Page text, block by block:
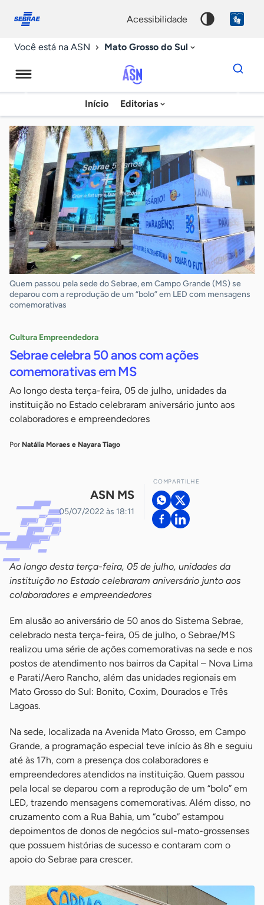
conosco
acessibilidade
Você está na ASN Mato Grosso do Sul
Agência
Sebrae
de
Notícias
Início Editorias
Dados
para
chave
Quem passou pela sede do Sebrae, em Campo Grande (MS) se
deparou com a reprodução de um “bolo” em LED com mensagens
comemorativas
Cultura Empreendedora
Sebrae celebra 50 anos com ações
comemorativas em MS
Ao longo desta terça-feira, 05 de julho, unidades da
instituição no Estado celebraram aniversário junto aos
colaboradores e empreendedores
Por Natália Moraes e Nayara Tiago
ASN MS
05/07/2022 às 18:11
COMPARTILHE
Ao longo desta terça-feira, 05 de julho, unidades da
instituição no Estado celebraram aniversário junto aos
colaboradores e empreendedores
Em alusão ao aniversário de 50 anos do Sistema Sebrae,
celebrado nesta terça-feira, 05 de julho, o Sebrae/MS
realizou uma série de ações comemorativas na sede e nos
postos de atendimento nos bairros da Capital – Nova Lima
e Parati/Aero Rancho, além das unidades regionais em
Mato Grosso do Sul: Bonito, Coxim, Dourados e Três
Lagoas.
Na sede, localizada na Avenida Mato Grosso, em Campo
Grande, a programação especial teve início às 8h e seguiu
até às 17h, com a presença dos colaboradores e
empreendedores atendidos na instituição. Quem passou
pela local se deparou com a reprodução de um “bolo” em
LED, trazendo mensagens comemorativas. Além disso, no
cruzamento com a Rua Bahia, um “cubo” estampou
depoimentos de donos de negócios sul-mato-grossenses
que possuem histórias de sucesso e contaram com o
apoio do Sebrae para crescer.